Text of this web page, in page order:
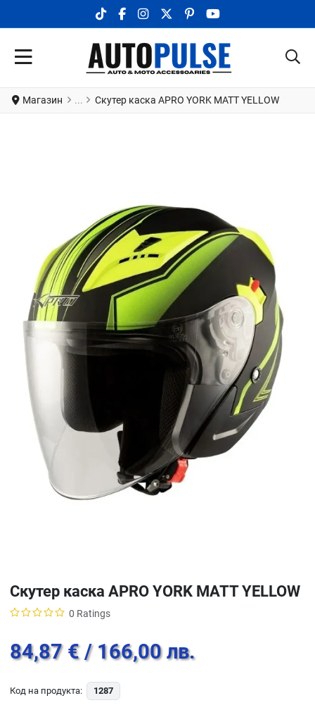
TIKTOK SOCIAL LINK
FACEBOOK SOCIAL LINK
INSTAGRAM SOCIAL LINK
X.COM SOCIAL LINK
PINTEREST SOCIAL LINK
YOUTUBE SOCIAL
Магазин Скутер каска APRO YORK MATT YELLOW
Скутер каска APRO YORK MATT YELLOW
0 Ratings
84,87 € / 166,00 лв.
Код на продукта: 1287